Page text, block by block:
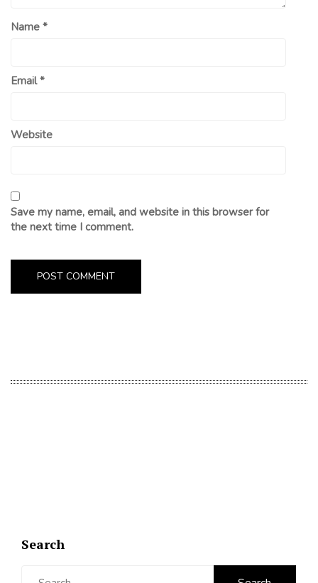
Name *
Email*
Website
Save my name, email, and website in this browser for
the next time I comment.
Search